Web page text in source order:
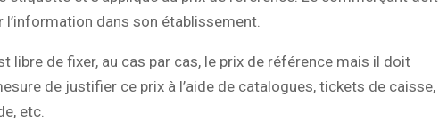
l’information dans son établissement.
libre de fixer, au cas par cas, le prix de référence mais il doit
de justifier ce prix à l’aide de catalogues, tickets de caisse,
etc.